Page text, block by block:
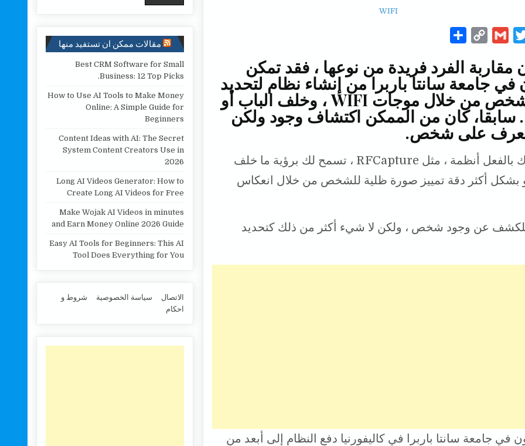
i
t
t
e
r
G
a
i
p
y
L
i
n
a
e
مقاربة الفرد فريدة من نوعها ، فقد تمكن
في جامعة سانتا باربرا من إنشاء نظام لتحديد
هوية الشخص من خلال موجات WIFI ، وخلف الباب أو
سابقا، كان من الممكن اكتشاف وجود ولكن
على شخص.
WIFI. هناك بالفعل أنظمة ، مثل RFCapture ، تسمح لك برؤية ما خلف
بشكل أكثر دقة تمييز صورة ظلية للشخص من خلال انعكاس
عن وجود شخص ، ولكن لا شيء أكثر من ذلك كتحديد
في جامعة سانتا باربرا في كاليفورنيا دفع النظام إلى أبعد من
مقالات ممكن ان تستفيد منها
Best CRM Software for Small
Business: 12 Top Picks.
How to Use AI Tools to Make Money
Online: A Simple Guide for
Beginners
Content Ideas with AI: The Secret
System Content Creators Use in
2026
Long AI Videos Generator: How to
Create Long AI Videos for Free
Make Wojak AI Videos in minutes
and Earn Money Online 2026 Guide
Easy AI Tools for Beginners: This AI
Tool Does Everything for You
الاتصال سياسة الخصوصية
شروط و
احكام